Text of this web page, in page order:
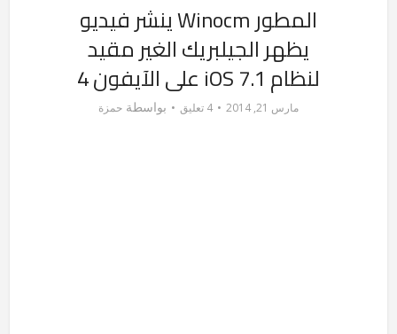
المطور Winocm ينشر فيديو
يظهر الجيلبريك الغير مقيد
لنظام iOS 7.1 على الآيفون 4
مارس 21, 2014 4 تعليق بواسطة حمزة